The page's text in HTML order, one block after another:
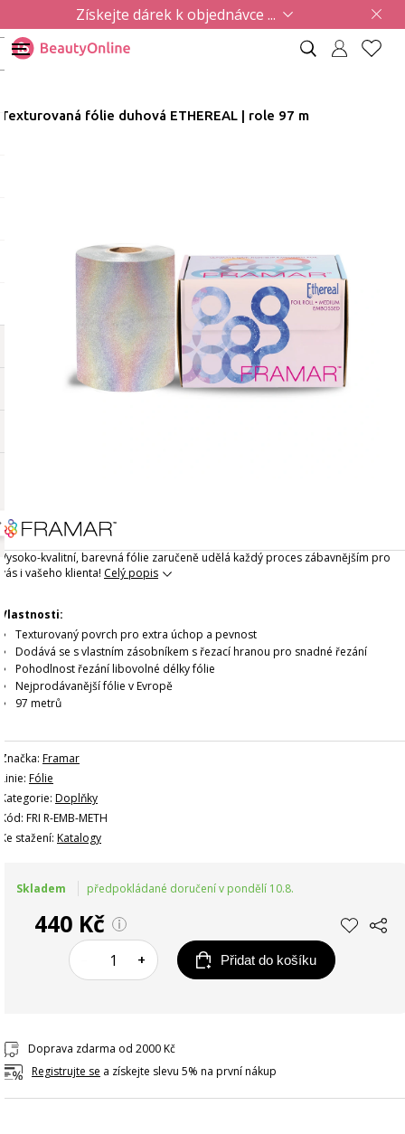
Získejte dárek k objednávce ...
Texturovaná fólie duhová ETHEREAL | role 97 m
Vysoko-kvalitní, barevná fólie zaručeně udělá každý proces zábavnějším pro
vás i vašeho klienta! Celý popis
Vlastnosti:
Texturovaný povrch pro extra úchop a pevnost
Dodává se s vlastním zásobníkem s řezací hranou pro snadné řezání
Pohodlnost řezání libovolné délky fólie
Nejprodávanější fólie v Evropě
97 metrů
Značka: Framar
Linie: Fólie
Kategorie: Doplňky
Kód: FRI R-EMB-METH
Ke stažení: Katalogy
Skladem předpokládané doručení v pondělí 10.8.
440 Kč
+ Přidat do košíku
Doprava zdarma od 2000 Kč
Registrujte se a získejte slevu 5% na první nákup